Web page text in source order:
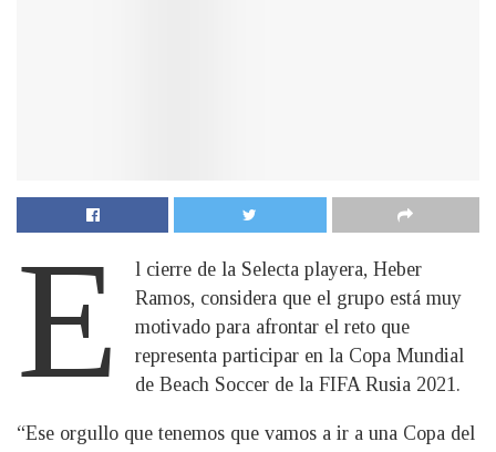
E
l cierre de la Selecta playera, Heber
Ramos, considera que el grupo está muy
motivado para afrontar el reto que
representa participar en la Copa Mundial
de Beach Soccer de la FIFA Rusia 2021.
“Ese orgullo que tenemos que vamos a ir a una Copa del